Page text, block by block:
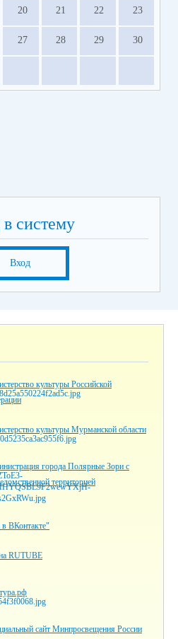
20 21 22 23
27 28 29 30
систему
Вход
культуры Российской
культуры Мурманской области
города Полярные Зори с
территорией
ВКонтакте"
RUTUBE
сайт Минпросвещения России